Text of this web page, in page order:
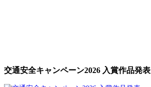
交通安全キャンペーン2026 入賞作品発表